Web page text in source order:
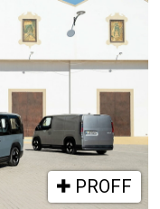
PROFF